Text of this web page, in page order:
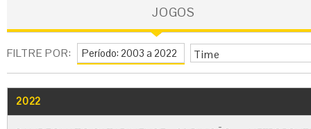
JOGOS
FILTRE POR: Time
2022